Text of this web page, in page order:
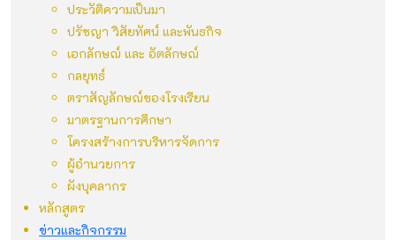
ประวัติความเป็นมา
ปรัชญา วิสัยทัศน์ และพันธกิจ
เอกลักษณ์ และ อัตลักษณ์
กลยุทธ์
ตราสัญลักษณ์ของโรงเรียน
มาตรฐานการศึกษา
โครงสร้างการบริหารจัดการ
ผู้อำนวยการ
ผังบุคลากร
หลักสูตร
ข่าวและกิจกรรม